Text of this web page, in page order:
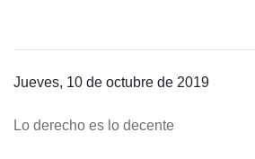
Jueves, 10 de octubre de 2019
Lo derecho es lo decente